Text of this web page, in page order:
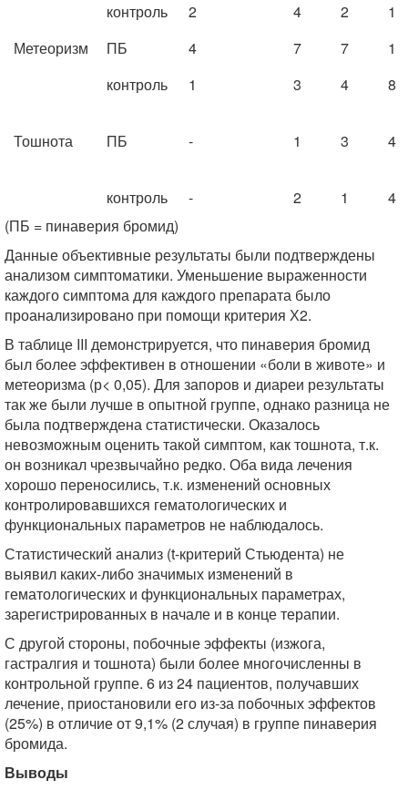
контроль
2 4 2
1
Метеоризм
ПБ 4 7 7
1
контроль
1 3 4 8
Тошнота ПБ - 1 3 4
контроль - 2 1
4
(ПБ = пинаверия бромид)
Данные объективные результаты были подтверждены
анализом симптоматики. Уменьшение выраженности
каждого симптома для каждого препарата было
проанализировано при помощи критерия Х2.
В таблице III демонстрируется, что пинаверия бромид
был более эффективен в отношении «боли в животе» и
метеоризма (р< 0,05). Для запоров и диареи результаты
так же были лучше в опытной группе, однако разница не
была подтверждена статистически. Оказалось
невозможным оценить такой симптом, как тошнота, т.к.
он возникал чрезвычайно редко. Оба вида лечения
хорошо переносились, т.к. изменений основных
контролировавшихся гематологических и
функциональных параметров не наблюдалось.
Статистический анализ (t-критерий Стьюдента) не
выявил каких-либо значимых изменений в
гематологических и функциональных параметрах,
зарегистрированных в начале и в конце терапии.
С другой стороны, побочные эффекты (изжога,
гастралгия и тошнота) были более многочисленны в
контрольной группе. 6 из 24 пациентов, получавших
лечение, приостановили его из-за побочных эффектов
(25%) в отличие от 9,1% (2 случая) в группе пинаверия
бромида.
Выводы